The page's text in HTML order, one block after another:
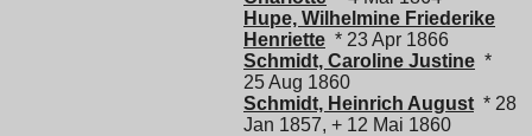
Hupe, Wilhelmine Friederike
Henriette * 23 Apr 1866
Schmidt, Caroline Justine *
25 Aug 1860
Schmidt, Heinrich August * 28
Jan 1857, + 12 Mai 1860